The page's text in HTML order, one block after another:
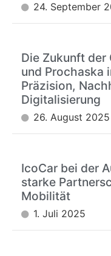
24. September
Die Zukunft
und Prochaska
Präzision,
Digitalisierung
26. August 2025
IcoCar bei der
starke
Mobilität
1. Juli 2025